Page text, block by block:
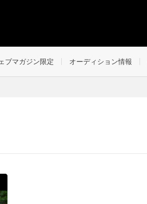
ブマガジン限定 オーディション情報